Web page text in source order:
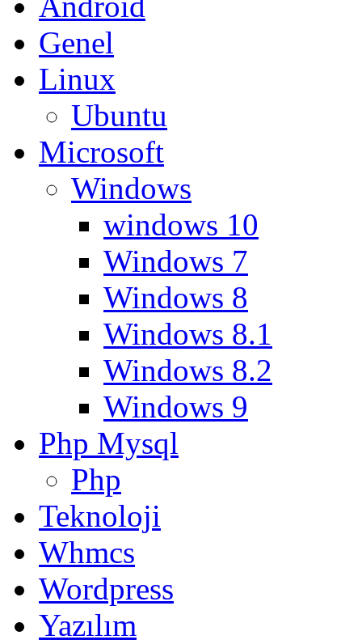
Genel
Linux
Ubuntu
Microsoft
Windows
windows 10
Windows 7
Windows 8
Windows 8.1
Windows 8.2
Windows 9
Php Mysql
Php
Teknoloji
Whmcs
Wordpress
Yazılım